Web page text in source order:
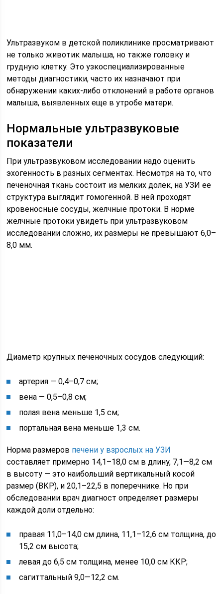
Ультразвуком в детской поликлинике просматривают
не только животик малыша, но также головку и
грудную клетку. Это узкоспециализированные
методы диагностики, часто их назначают при
обнаружении каких-либо отклонений в работе органов
малыша, выявленных еще в утробе матери.
Нормальные ультразвуковые
показатели
При ультразвуковом исследовании надо оценить
эхогенность в разных сегментах. Несмотря на то, что
печеночная ткань состоит из мелких долек, на УЗИ ее
структура выглядит гомогенной. В ней проходят
кровеносные сосуды, желчные протоки. В норме
желчные протоки увидеть при ультразвуковом
исследовании сложно, их размеры не превышают 6,0–
8,0 мм.
Диаметр крупных печеночных сосудов следующий:
артерия — 0,4–0,7 см;
вена — 0,5–0,8 см;
полая вена меньше 1,5 см;
портальная вена меньше 1,3 см.
Норма размеров печени у взрослых на УЗИ
составляет примерно 14,1–18,0 см в длину, 7,1—8,2 см
в высоту — это наибольший вертикальный косой
размер (ВКР), и 20,1–22,5 в поперечнике. Но при
обследовании врач диагност определяет размеры
каждой доли отдельно:
правая 11,0–14,0 см длина, 11,1–12,6 см толщина, до
15,2 см высота;
левая до 6,5 см толщина, менее 10,0 см ККР;
сагиттальный 9,0—12,2 см.